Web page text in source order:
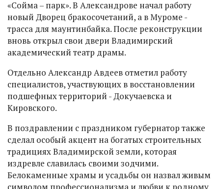
«Сойма – парк». В Александрове начал работу
новый Дворец бракосочетаний, а в Муроме -
трасса для маунтинбайка. После реконструкции
вновь открыл свои двери Владимирский
академический театр драмы.
Отдельно Александр Авдеев отметил работу
специалистов, участвующих в восстановлении
подшефных территорий - Докучаевска и
Кировского.
В поздравлении с праздником губернатор также
сделал особый акцент на богатых строительных
традициях Владимирской земли, которая
издревле славилась своими зодчими.
Белокаменные храмы и усадьбы он назвал живым